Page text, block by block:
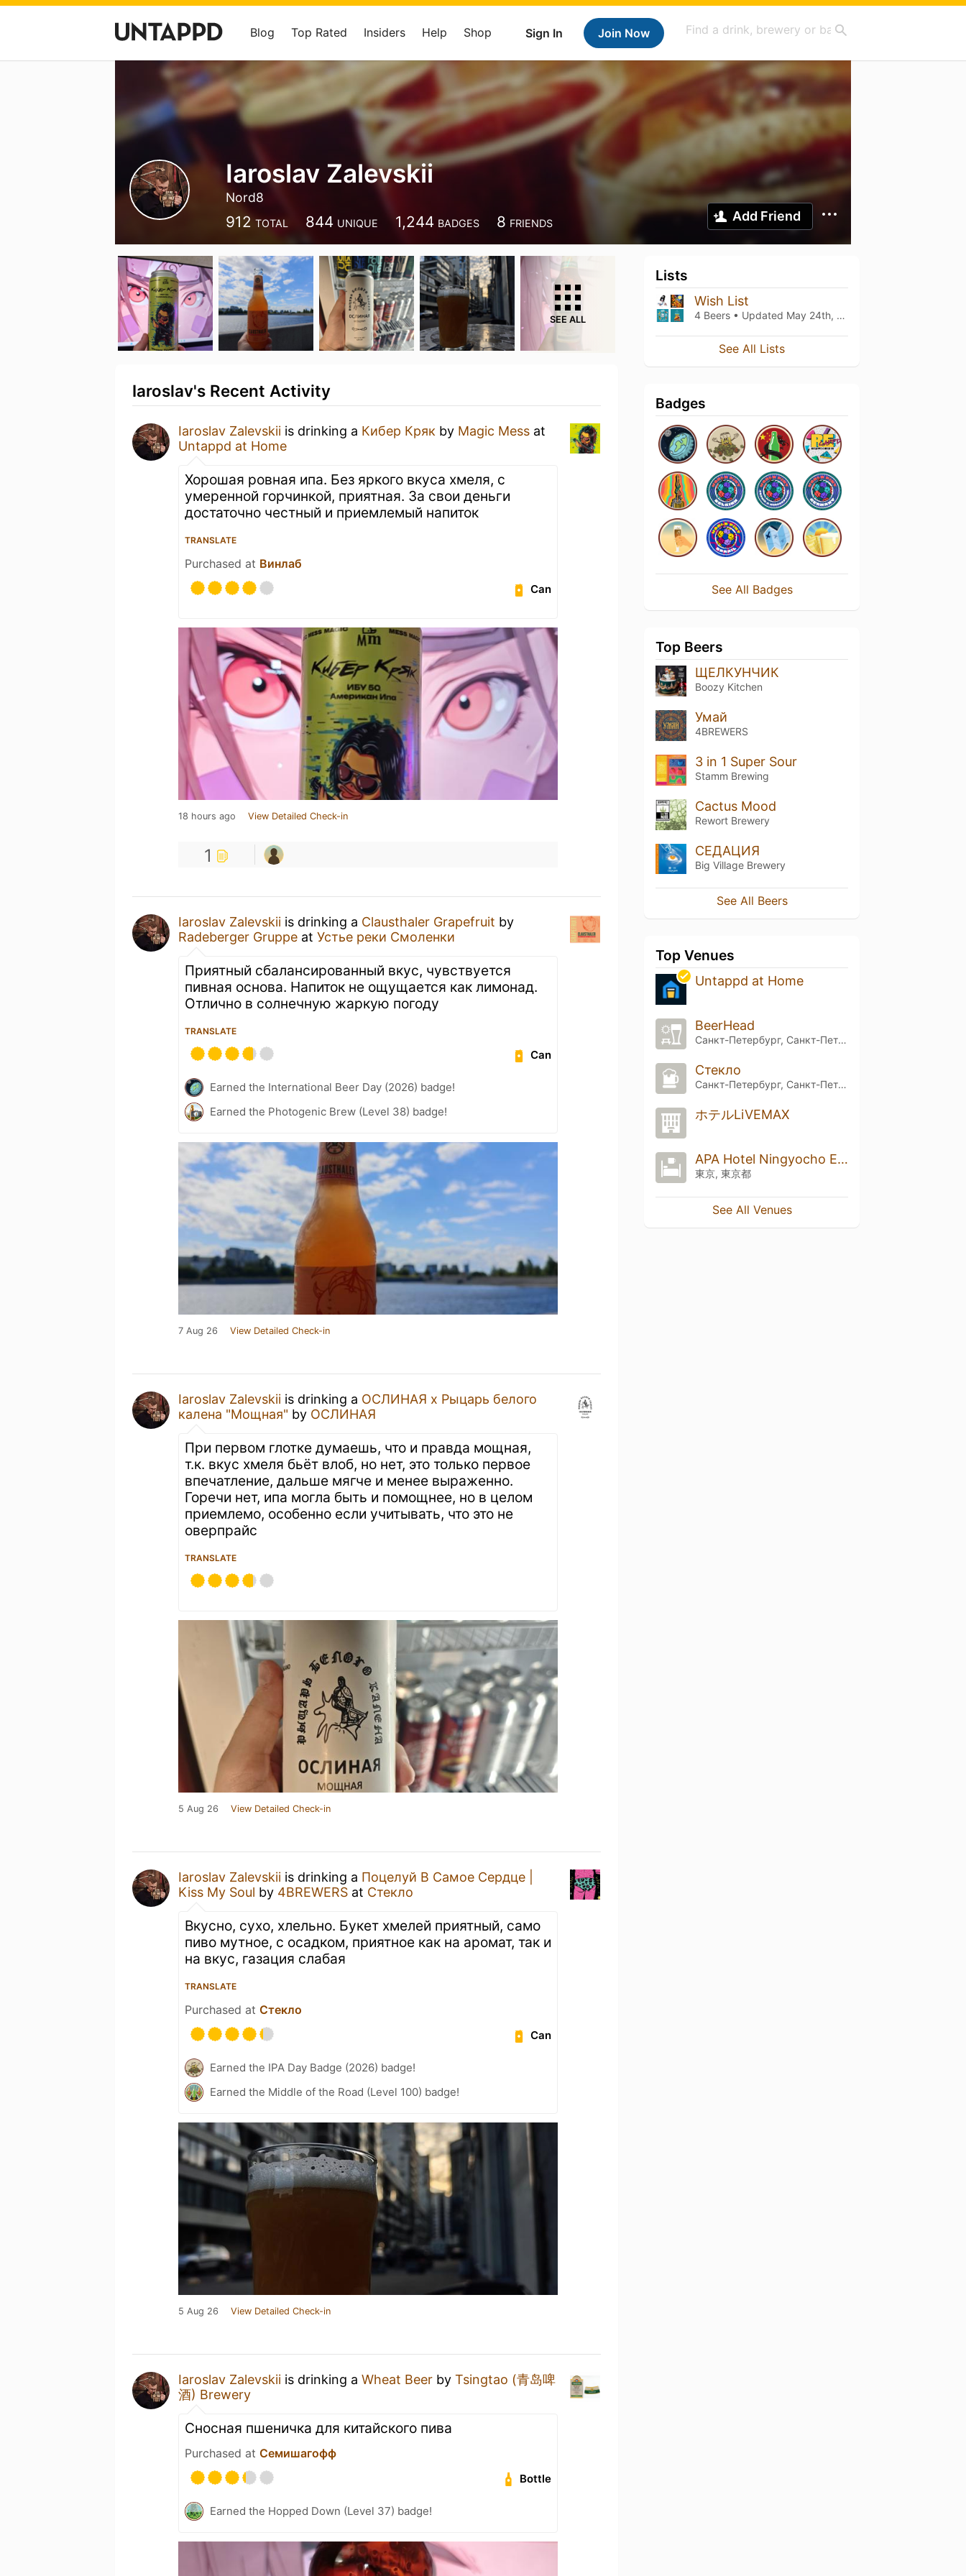
Sign In Join Now
Blog Top Rated Insiders Help Shop
Iaroslav Zalevskii
Nord8
912 TOTAL 844 UNIQUE 1,244 BADGES 8 FRIENDS Add Friend
SEE ALL
Iaroslav's Recent Activity
Iaroslav Zalevskii is drinking a Кибер Кряк by Magic Mess at
Untappd at Home
Хорошая ровная ипа. Без яркого вкуса хмеля, с
умеренной горчинкой, приятная. За свои деньги
достаточно честный и приемлемый напиток
TRANSLATE
Purchased at Винлаб
Can
18 hours ago View Detailed Check-in
1
Iaroslav Zalevskii is drinking a Clausthaler Grapefruit by
Radeberger Gruppe at Устье реки Смоленки
Приятный сбалансированный вкус, чувствуется
пивная основа. Напиток не ощущается как лимонад.
Отлично в солнечную жаркую погоду
TRANSLATE
Can
Earned the International Beer Day (2026) badge!
Earned the Photogenic Brew (Level 38) badge!
7 Aug 26 View Detailed Check-in
Iaroslav Zalevskii is drinking a ОСЛИНАЯ х Рыцарь белого
калена "Мощная" by ОСЛИНАЯ
При первом глотке думаешь, что и правда мощная,
т.к. вкус хмеля бьёт влоб, но нет, это только первое
впечатление, дальше мягче и менее выраженно.
Горечи нет, ипа могла быть и помощнее, но в целом
приемлемо, особенно если учитывать, что это не
оверпрайс
TRANSLATE
5 Aug 26 View Detailed Check-in
Iaroslav Zalevskii is drinking a Поцелуй В Самое Сердце |
Kiss My Soul by 4BREWERS at Стекло
Вкусно, сухо, хлельно. Букет хмелей приятный, само
пиво мутное, с осадком, приятное как на аромат, так и
на вкус, газация слабая
TRANSLATE
Purchased at Стекло
Can
Earned the IPA Day Badge (2026) badge!
Earned the Middle of the Road (Level 100) badge!
5 Aug 26 View Detailed Check-in
Iaroslav Zalevskii is drinking a Wheat Beer by Tsingtao (青岛啤
酒) Brewery
Сносная пшеничка для китайского пива
Purchased at Семишагофф
Bottle
Earned the Hopped Down (Level 37) badge!
Lists
Wish List
4 Beers • Updated May 24th, 2026
See All Lists
Badges
See All Badges
Top Beers
ЩЕЛКУНЧИК
Boozy Kitchen
Умай
4BREWERS
3 in 1 Super Sour
Stamm Brewing
Cactus Mood
Rewort Brewery
СЕДАЦИЯ
Big Village Brewery
See All Beers
Top Venues
Untappd at Home
BeerHead
Санкт-Петербург, Санкт-Петербург
Стекло
Санкт-Петербург, Санкт-Петербург
ホテルLiVEMAX
APA Hotel Ningyocho Ekihigashi (アパホテル 人形町駅東)
東京, 東京都
See All Venues